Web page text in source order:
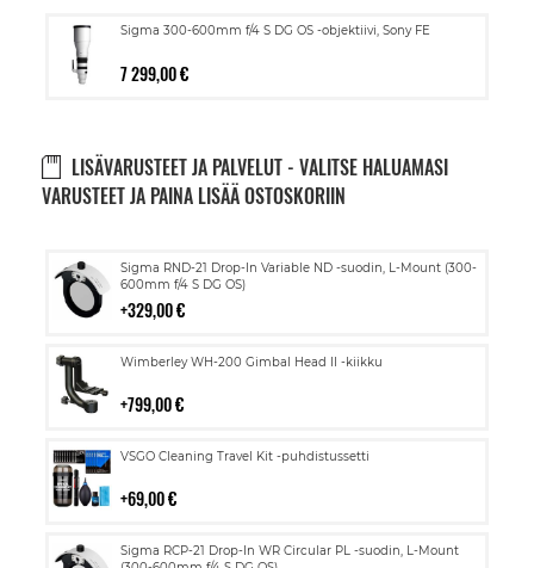
Sigma 300-600mm f/4 S DG OS -objektiivi, Sony FE
7 299,00 €
LISÄVARUSTEET JA PALVELUT - VALITSE HALUAMASI
VARUSTEET JA PAINA LISÄÄ OSTOSKORIIN
Sigma RND-21 Drop-In Variable ND -suodin, L-Mount (300-
600mm f/4 S DG OS)
329,00 €
Lisää
ostoskoriin
Wimberley WH-200 Gimbal Head II -kiikku
799,00 €
Lisää
VSGO Cleaning Travel Kit -puhdistussetti
69,00 €
Lisää
Sigma RCP-21 Drop-In WR Circular PL -suodin, L-Mount
Lisää